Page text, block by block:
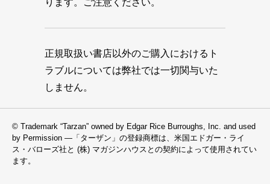
正規取扱い書店以外のご購入におけるト
ラブルについては弊社では一切関与いた
しません。
© Trademark “Tarzan” owned by Edgar Rice Burroughs, Inc. and used
by Permission —「ターザン」の登録商標は、米国エドガー・ライ
ス・バローズ社と (株) マガジンハウスとの契約によって使用されてい
ます。